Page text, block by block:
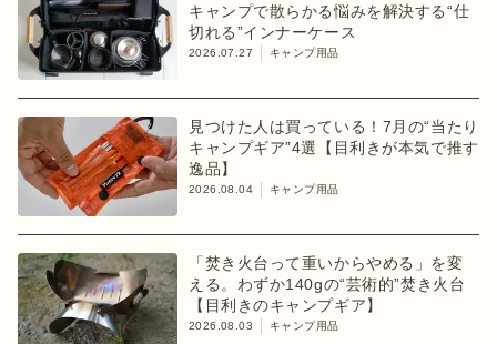
キャンプで散らかる悩みを解決する“仕
切れる”インナーケース
2026.07.27 キャンプ用品
見つけた人は買っている！7月の“当たり
キャンプギア”4選【目利きが本気で推す
逸品】
2026.08.04 キャンプ用品
「焚き火台って重いからやめる」を変
える。わずか140gの“芸術的”焚き火台
【目利きのキャンプギア】
2026.08.03 キャンプ用品